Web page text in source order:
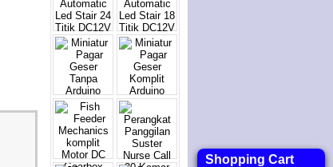
Shopping Cart